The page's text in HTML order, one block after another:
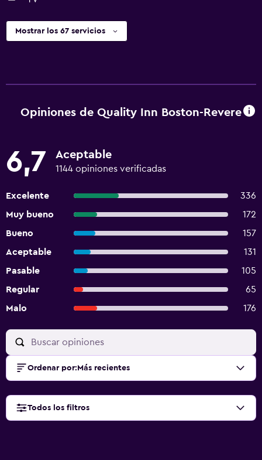
Mostrar los 67 servicios
Opiniones de Quality Inn Boston-Revere
6,7 Aceptable
1144 opiniones verificadas
Excelente
336
Muy bueno
172
Bueno
157
Aceptable
131
Pasable
105
Regular
65
Malo
176
Ordenar por: Más recientes
Todos los filtros